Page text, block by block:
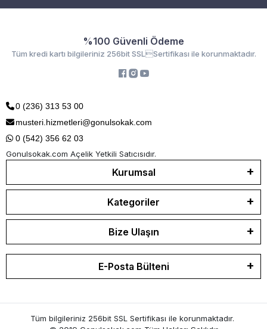
%100 Güvenli Ödeme
Tüm kredi kartı bilgileriniz 256bit SSLSertifikası ile korunmaktadır.
0 (236) 313 53 00
musteri.hizmetleri@gonulsokak.com
0 (542) 356 62 03
Gonulsokak.com Açelik Yetkili Satıcısıdır.
Kurumsal
Kategoriler
Bize Ulaşın
E-Posta Bülteni
Tüm bilgileriniz 256bit SSL Sertifikası ile korunmaktadır.